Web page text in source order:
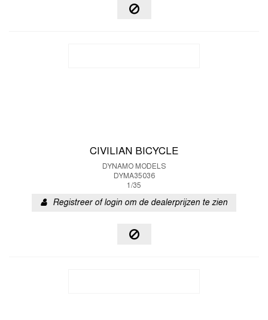
CIVILIAN BICYCLE
DYNAMO MODELS
DYMA35036
1/35
Registreer of login om de dealerprijzen te zien